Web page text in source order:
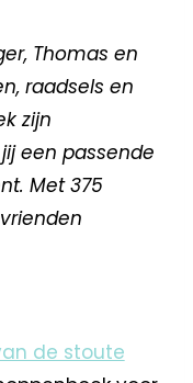
Thomas en
raadsels en
zijn
een passende
Met 375
de stoute